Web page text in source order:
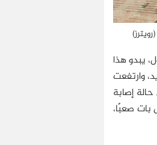
يبدو هذا
متزايد، وارتفعت
الخصم. ففي ديسمبر/كانون الأول 2019، سُجِّلت أول حالة إصابة
الفيروس بات صعبًا،